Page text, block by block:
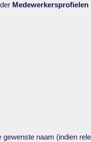
Medewerkersprofielen
naam (indien